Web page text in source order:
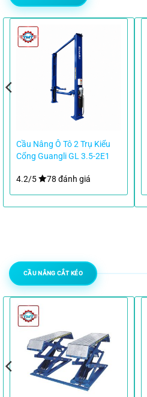
Cầu Nâng Ô Tô 2 Trụ Kiểu
Cổng Guangli GL 3.5-2E1
4.2/5 78 đánh giá
CẦU NÂNG CẮT KÉO